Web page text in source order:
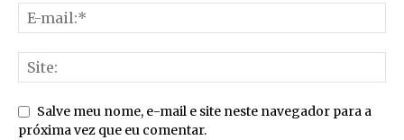
Salve meu nome, e-mail e site neste navegador para a
próxima vez que eu comentar.